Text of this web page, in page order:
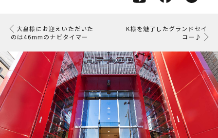
大畠様にお迎えいただいた
のは46mmのナビタイマー
K様を魅了したグランドセイ
コー♪